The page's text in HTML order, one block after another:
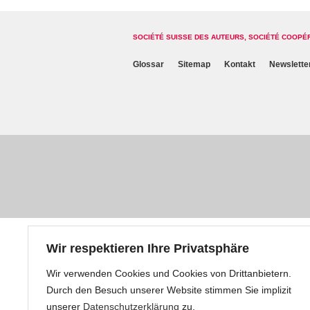
Wir respektieren Ihre Privatsphäre
Wir verwenden Cookies und Cookies von Drittanbietern.
Durch den Besuch unserer Website stimmen Sie implizit
unserer Datenschutzerklärung zu.
SOCIÉTÉ SUISSE DES AUTEURS, SOCIÉTÉ
Glossar Sitemap Kontakt